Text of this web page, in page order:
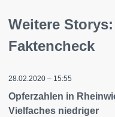
Weitere
Faktencheck
28.02.2020 – 15:55
Opferzahlen in
Vielfaches niedriger